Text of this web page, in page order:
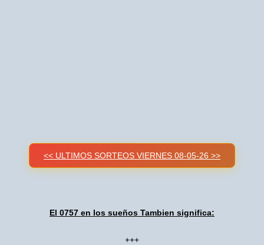
<< ULTIMOS SORTEOS VIERNES 08-05-26 >>
El 0757 en los sueños Tambien significa:
+++